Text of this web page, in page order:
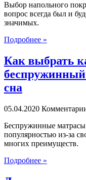
Выбор напольного
вопрос всегда был и
значимых.
Подробнее »
Как выбрать
беспружинный
сна
05.04.2020
Беспружинные матрасы
популярностью из-за
многих преимуществ.
Подробнее »